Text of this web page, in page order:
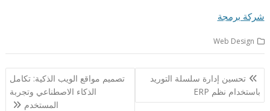
شركة برمجة
Web Design
تصفّح
المقالات
تحسين إدارة سلسلة التوريد
باستخدام نظم ERP
تصميم مواقع الويب الذكية: تكامل
الذكاء الاصطناعي وتجربة
المستخدم